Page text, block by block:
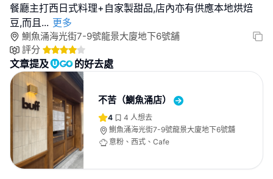
餐廳主打西日式料理+自家製甜品,店內亦有供應本地烘焙
豆,而且... 更多
鰂魚涌海光街7-9號龍景大廈地下6號舖
評分
文章提及 的好去處
不苦（鰂魚涌店）
4 4 人想去
鰂魚涌海光街7-9號龍景大廈地下6號舖
意粉、西式、Cafe